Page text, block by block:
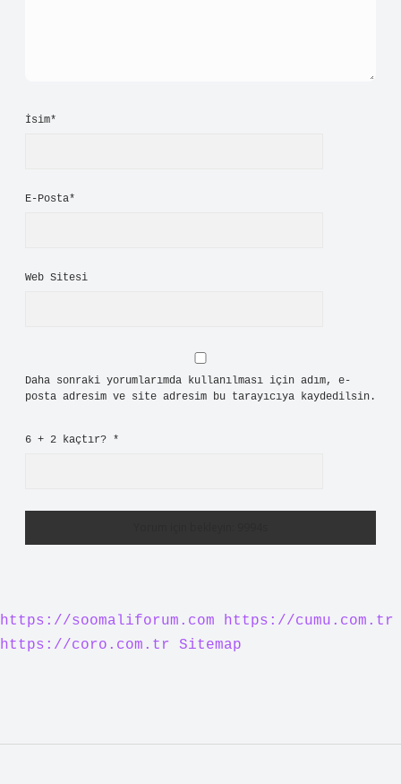
İsim*
E-Posta*
Web Sitesi
Daha sonraki yorumlarımda kullanılması için adım, e-
posta adresim ve site adresim bu tarayıcıya kaydedilsin.
6 + 2 kaçtır? *
https://soomaliforum.com
https://cumu.com.tr
https://coro.com.tr
Sitemap